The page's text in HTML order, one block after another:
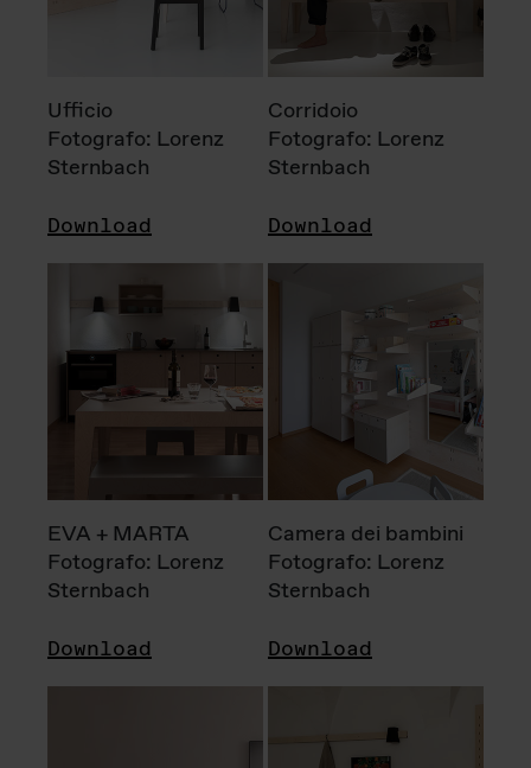
Ufficio
Fotografo: Lorenz
Sternbach
Download
Corridoio
Fotografo: Lorenz
Sternbach
Download
EVA + MARTA
Fotografo: Lorenz
Sternbach
Download
Camera dei bambini
Fotografo: Lorenz
Sternbach
Download